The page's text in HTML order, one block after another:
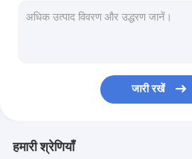
जारी रखें
हमारी श्रेणियाँ